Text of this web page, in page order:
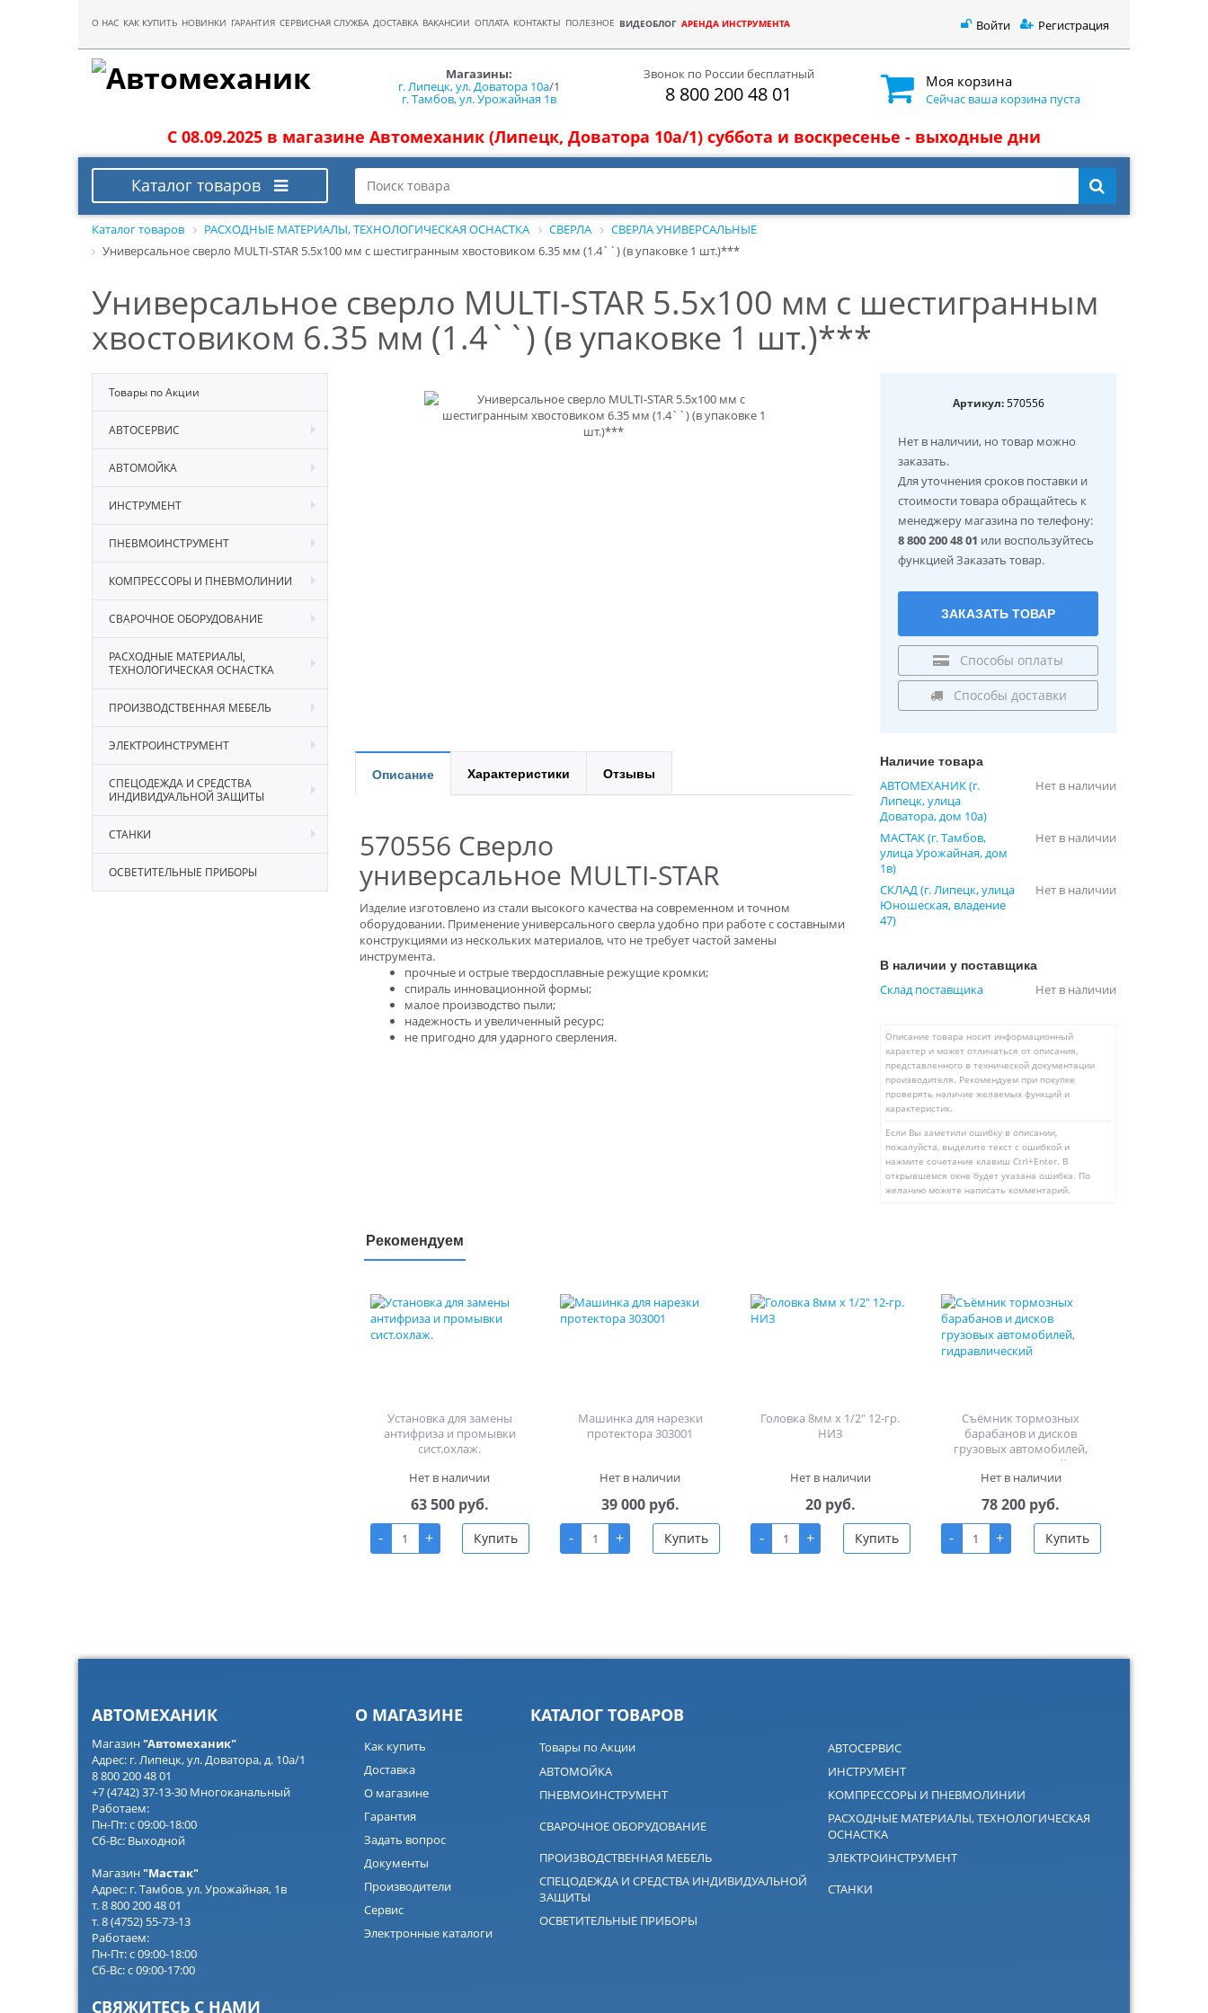
О НАС КАК КУПИТЬ НОВИНКИ ГАРАНТИЯ СЕРВИСНАЯ СЛУЖБА ДОСТАВКА ВАКАНСИИ ОПЛАТА КОНТАКТЫ ПОЛЕЗНОЕ ВИДЕОБЛОГ АРЕНДА ИНСТРУМЕНТА Войти Регистрация
Магазины:
г. Липецк, ул. Доватора 10а/1
г. Тамбов, ул. Урожайная 1в
Звонок по России бесплатный
8 800 200 48 01
Моя корзина
Сейчас ваша корзина пуста
С 08.09.2025 в магазине Автомеханик (Липецк, Доватора 10а/1) суббота и воскресенье - выходные дни
Каталог товаров
Каталог товаров РАСХОДНЫЕ МАТЕРИАЛЫ, ТЕХНОЛОГИЧЕСКАЯ ОСНАСТКА СВЕРЛА
СВЕРЛА УНИВЕРСАЛЬНЫЕ
Универсальное сверло MULTI-STAR 5.5x100 мм с шестигранным хвостовиком 6.35 мм (1.4``) (в упаковке 1 шт.)***
Универсальное сверло MULTI-STAR 5.5x100 мм с шестигранным
хвостовиком 6.35 мм (1.4``) (в упаковке 1 шт.)***
Товары по Акции
АВТОСЕРВИС
АВТОМОЙКА
ИНСТРУМЕНТ
ПНЕВМОИНСТРУМЕНТ
КОМПРЕССОРЫ И ПНЕВМОЛИНИИ
СВАРОЧНОЕ ОБОРУДОВАНИЕ
РАСХОДНЫЕ МАТЕРИАЛЫ,
ТЕХНОЛОГИЧЕСКАЯ ОСНАСТКА
ПРОИЗВОДСТВЕННАЯ МЕБЕЛЬ
ЭЛЕКТРОИНСТРУМЕНТ
СПЕЦОДЕЖДА И СРЕДСТВА
ИНДИВИДУАЛЬНОЙ ЗАЩИТЫ
СТАНКИ
ОСВЕТИТЕЛЬНЫЕ ПРИБОРЫ
Артикул:570556
Нет в наличии, но товар можно
заказать.
Для уточнения сроков поставки и
стоимости товара обращайтесь к
менеджеру магазина по телефону:
8 800 200 48 01 или воспользуйтесь
функцией Заказать товар.
ЗАКАЗАТЬ ТОВАР
Способы оплаты
Способы доставки
Описание Характеристики Отзывы
570556 Сверло
универсальное MULTI-STAR
Изделие изготовлено из стали высокого качества на современном и точном
оборудовании. Применение универсального сверла удобно при работе с составными
конструкциями из нескольких материалов, что не требует частой замены
инструмента.
прочные и острые твердосплавные режущие кромки;
спираль инновационной формы;
малое производство пыли;
надежность и увеличенный ресурс;
не пригодно для ударного сверления.
Наличие товара
АВТОМЕХАНИК (г.
Липецк, улица
Доватора, дом 10а)
Нет в наличии
МАСТАК (г. Тамбов,
улица Урожайная, дом
1в)
Нет в наличии
СКЛАД (г. Липецк, улица
Юношеская, владение
47)
Нет в наличии
В наличии у поставщика
Склад поставщика Нет в наличии
Описание товара носит информационный
характер и может отличаться от описания,
представленного в технической документации
производителя. Рекомендуем при покупке
проверять наличие желаемых функций и
характеристик.
Если Вы заметили ошибку в описании,
пожалуйста, выделите текст с ошибкой и
нажмите сочетание клавиш Ctrl+Enter. В
открывшемся окне будет указана ошибка. По
желанию можете написать комментарий.
Рекомендуем
Установка для замены
антифриза и промывки
сист.охлаж.
Нет в наличии
63 500 руб.
-
+ Купить
Машинка для нарезки
протектора 303001
Нет в наличии
39 000 руб.
-
+ Купить
Головка 8мм х 1/2" 12-гр.
НИЗ
Нет в наличии
20 руб.
-
+ Купить
Съёмник тормозных
барабанов и дисков
грузовых автомобилей,
гидравлический
Нет в наличии
78 200 руб.
-
+ Купить
АВТОМЕХАНИК
Магазин"Автомеханик"
Адрес: г. Липецк, ул. Доватора, д. 10а/1
8 800 200 48 01
+7 (4742) 37-13-30 Многоканальный
Работаем:
Пн-Пт: с 09:00-18:00
Сб-Вс: Выходной
Магазин"Мастак"
Адрес: г. Тамбов, ул. Урожайная, 1в
т. 8 800 200 48 01
т. 8 (4752) 55-73-13
Работаем:
Пн-Пт: с 09:00-18:00
Сб-Вс: с 09:00-17:00
СВЯЖИТЕСЬ С НАМИ
О МАГАЗИНЕ
Как купить
Доставка
О магазине
Гарантия
Задать вопрос
Документы
Производители
Сервис
Электронные каталоги
КАТАЛОГ ТОВАРОВ
Товары по Акции
АВТОСЕРВИС
АВТОМОЙКА
ИНСТРУМЕНТ
ПНЕВМОИНСТРУМЕНТ
КОМПРЕССОРЫ И ПНЕВМОЛИНИИ
СВАРОЧНОЕ ОБОРУДОВАНИЕ
РАСХОДНЫЕ МАТЕРИАЛЫ, ТЕХНОЛОГИЧЕСКАЯ
ОСНАСТКА
ПРОИЗВОДСТВЕННАЯ МЕБЕЛЬ
ЭЛЕКТРОИНСТРУМЕНТ
СПЕЦОДЕЖДА И СРЕДСТВА ИНДИВИДУАЛЬНОЙ
ЗАЩИТЫ
СТАНКИ
ОСВЕТИТЕЛЬНЫЕ ПРИБОРЫ